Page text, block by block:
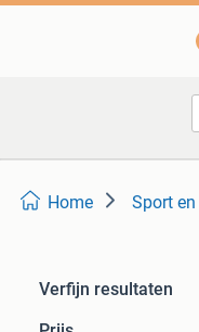
Home Sport
Verfijn resultaten